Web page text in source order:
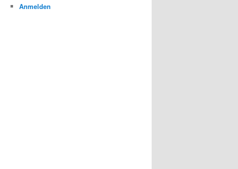
Anmelden